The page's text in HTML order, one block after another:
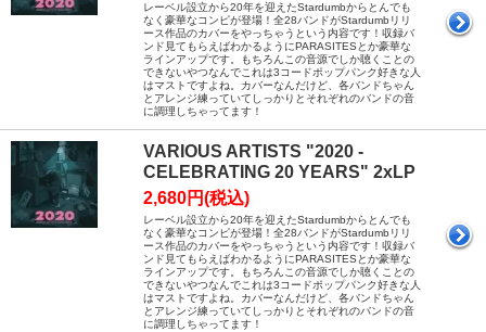
レーベル設立から20年を迎えたStardumbからとんでも
なく豪華なコンピが登場！全28バンドがStardumbリリ
ース作品のカバーをやっちゃうという内容です！収録バ
ンド見てもらえばわかるようにPARASITESとか豪華な
ラインアップです。もちろんこの音源でしか聴くことの
できないやつなんでこれは3コードポップパンク好きな人
はマストですよね。カバーなんだけど、各バンドちゃん
とアレンジ練っていてしっかりとそれぞれのバンドの音
に調理しちゃってます！
VARIOUS ARTISTS "2020 -
CELEBRATING 20 YEARS" 2xLP
2,680円(税込)
レーベル設立から20年を迎えたStardumbからとんでも
なく豪華なコンピが登場！全28バンドがStardumbリリ
ース作品のカバーをやっちゃうという内容です！収録バ
ンド見てもらえばわかるようにPARASITESとか豪華な
ラインアップです。もちろんこの音源でしか聴くことの
できないやつなんでこれは3コードポップパンク好きな人
はマストですよね。カバーなんだけど、各バンドちゃん
とアレンジ練っていてしっかりとそれぞれのバンドの音
に調理しちゃってます！